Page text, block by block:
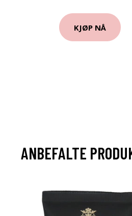
KJØP NÅ
ANBEFALTE